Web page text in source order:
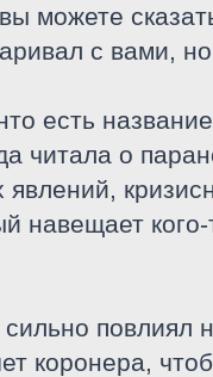
можете
с вами,
есть
читала о
навещает
повлиял
коронера,